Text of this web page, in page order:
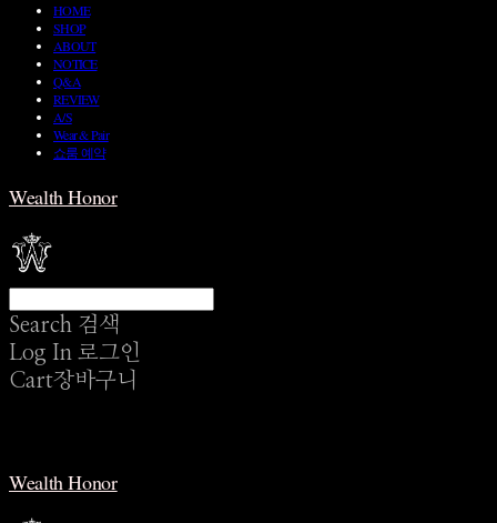
HOME
SHOP
ABOUT
NOTICE
Q&A
REVIEW
A/S
Wear & Pair
쇼룸 예약
Wealth Honor
Search 검색
Log In 로그인
Cart장바구니
Wealth Honor